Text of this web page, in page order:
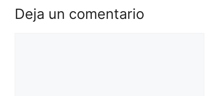
Deja un comentario